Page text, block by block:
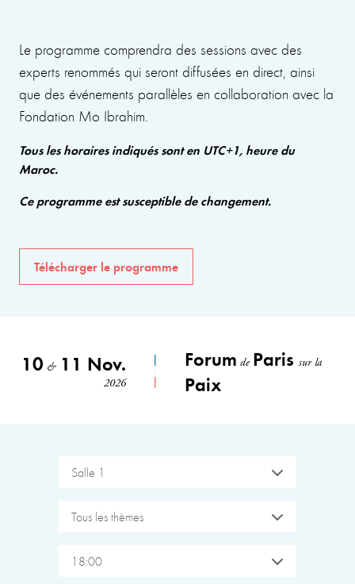
Le programme comprendra des sessions avec des
experts renommés qui seront diffusées en direct, ainsi
que des événements parallèles en collaboration avec la
Fondation Mo Ibrahim.
Tous les horaires indiqués sont en UTC+1, heure du
Maroc.
Ce programme est susceptible de changement.
Télécharger le programme
10 &11 Nov.
2026
Forum de Parissur la
Paix
Salle 1
Tous les thèmes
18:00